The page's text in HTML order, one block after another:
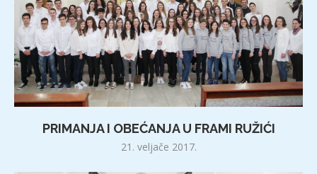
PRIMANJA I OBEĆANJA U FRAMI RUŽIĆI
21. veljače 2017.